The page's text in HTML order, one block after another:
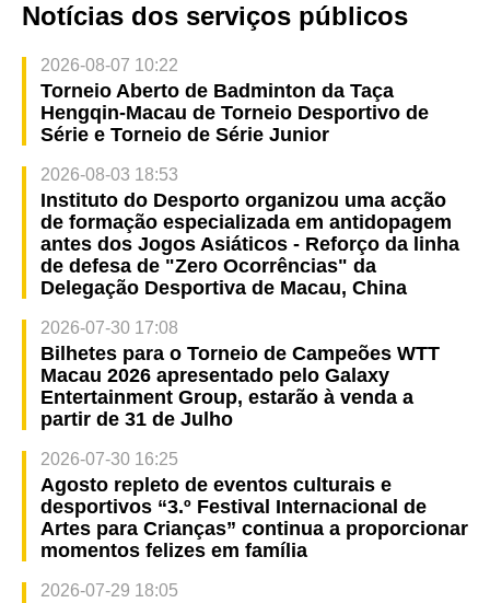
Notícias dos serviços públicos
2026-08-07 10:22
Torneio Aberto de Badminton da Taça
Hengqin-Macau de Torneio Desportivo de
Série e Torneio de Série Junior
2026-08-03 18:53
Instituto do Desporto organizou uma acção
de formação especializada em antidopagem
antes dos Jogos Asiáticos - Reforço da linha
de defesa de "Zero Ocorrências" da
Delegação Desportiva de Macau, China
2026-07-30 17:08
Bilhetes para o Torneio de Campeões WTT
Macau 2026 apresentado pelo Galaxy
Entertainment Group, estarão à venda a
partir de 31 de Julho
2026-07-30 16:25
Agosto repleto de eventos culturais e
desportivos “3.º Festival Internacional de
Artes para Crianças” continua a proporcionar
momentos felizes em família
2026-07-29 18:05